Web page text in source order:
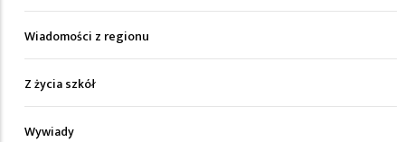
Wiadomości z regionu
Z życia szkół
Wywiady